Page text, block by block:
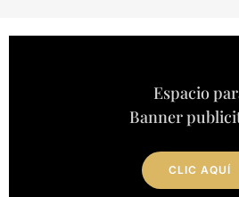
Espacio
Banner
CLIC AQUÍ